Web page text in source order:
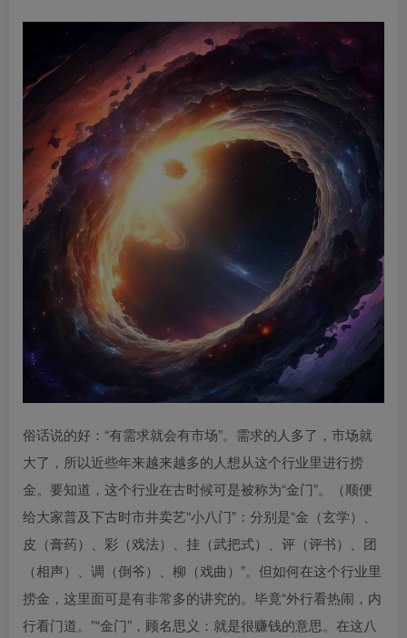
俗话说的好：“有需求就会有市场”。需求的人多了，市场就
大了，所以近些年来越来越多的人想从这个行业里进行捞
金。要知道，这个行业在古时候可是被称为“金门”。（顺便
给大家普及下古时市井卖艺“小八门”：分别是“金（玄学）、
皮（膏药）、彩（戏法）、挂（武把式）、评（评书）、团
（相声）、调（倒爷）、柳（戏曲）”。但如何在这个行业里
捞金，这里面可是有非常多的讲究的。毕竟“外行看热闹，内
行看门道。”“金门”，顾名思义：就是很赚钱的意思。在这八